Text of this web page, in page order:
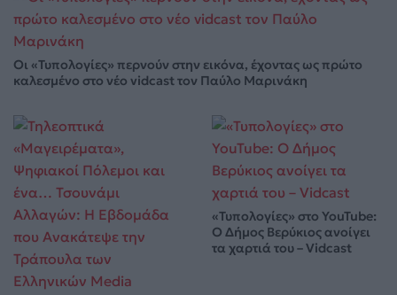
Οι «Τυπολογίες» περνούν στην εικόνα, έχοντας ως πρώτο
καλεσμένο στο νέο vidcast τον Παύλο Μαρινάκη
«Τυπολογίες» στο YouTube:
Ο Δήμος Βερύκιος ανοίγει
τα χαρτιά του – Vidcast